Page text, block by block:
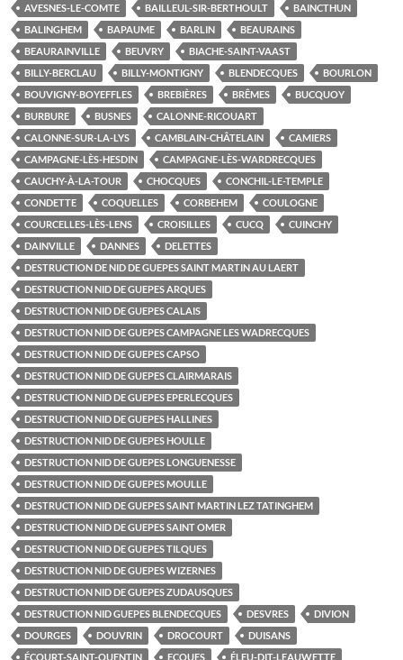
AVESNES-LE-COMTE
BAILLEUL-SIR-BERTHOULT
BAINCTHUN
BALINGHEM
BAPAUME BARLIN
BEAURAINS
BEAURAINVILLE
BEUVRY
BIACHE-SAINT-VAAST
BILLY-BERCLAU
BILLY-MONTIGNY BLENDECQUES
BOURLON
BOUVIGNY-BOYEFFLES
BREBIÈRES BRÊMES
BUCQUOY
BURBURE
BUSNES
CALONNE-RICOUART
CALONNE-SUR-LA-LYS
CAMBLAIN-CHÂTELAIN
CAMIERS
CAMPAGNE-LÈS-HESDIN
CAMPAGNE-LÈS-WARDRECQUES
CAUCHY-À-LA-TOUR
CHOCQUES
CONCHIL-LE-TEMPLE
CONDETTE
COQUELLES CORBEHEM
COULOGNE
COURCELLES-LÈS-LENS
CROISILLES CUCQ
CUINCHY
DAINVILLE
DANNES
DELETTES
DESTRUCTION DE NID DE GUEPES SAINT MARTIN AU LAERT
DESTRUCTION NID DE GUEPES ARQUES
DESTRUCTION NID DE GUEPES CALAIS
DESTRUCTION NID DE GUEPES CAMPAGNE LES WADRECQUES
DESTRUCTION NID DE GUEPES CAPSO
DESTRUCTION NID DE GUEPES CLAIRMARAIS
DESTRUCTION NID DE GUEPES EPERLECQUES
DESTRUCTION NID DE GUEPES HALLINES
DESTRUCTION NID DE GUEPES HOULLE
DESTRUCTION NID DE GUEPES LONGUENESSE
DESTRUCTION NID DE GUEPES MOULLE
DESTRUCTION NID DE GUEPES SAINT MARTIN LEZ TATINGHEM
DESTRUCTION NID DE GUEPES SAINT OMER
DESTRUCTION NID DE GUEPES TILQUES
DESTRUCTION NID DE GUEPES WIZERNES
DESTRUCTION NID DE GUEPES ZUDAUSQUES
DESTRUCTION NID GUEPES BLENDECQUES
DESVRES
DIVION
DOURGES
DOUVRIN DROCOURT
DUISANS
ÉCOURT-SAINT-QUENTIN
ECQUES
ÉLEU-DIT-LEAUWETTE